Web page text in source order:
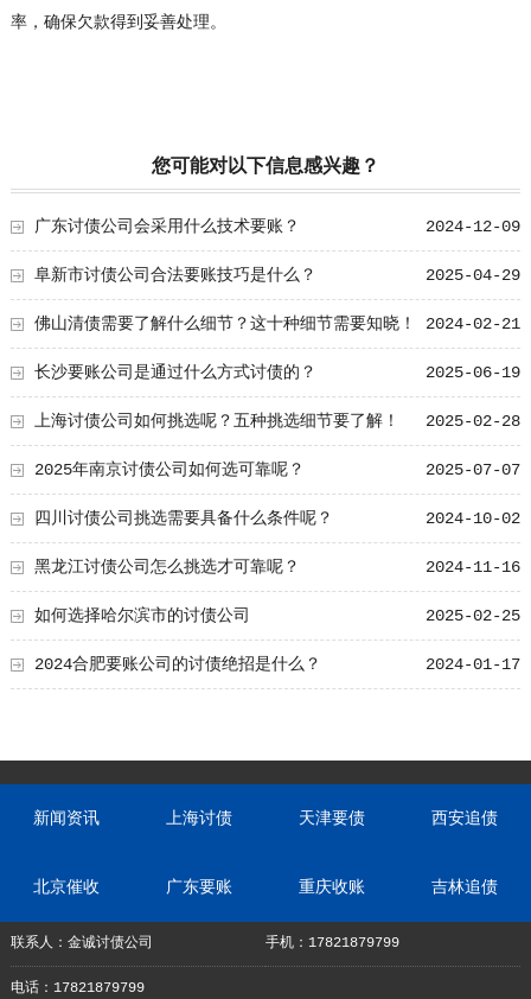
率，确保欠款得到妥善处理。
您可能对以下信息感兴趣？
2024-12-09
广东讨债公司会采用什么技术要账？
2025-04-29
阜新市讨债公司合法要账技巧是什么？
2024-02-21
佛山清债需要了解什么细节？这十种细节需要知晓！
2025-06-19
长沙要账公司是通过什么方式讨债的？
2025-02-28
上海讨债公司如何挑选呢？五种挑选细节要了解！
2025-07-07
2025年南京讨债公司如何选可靠呢？
2024-10-02
四川讨债公司挑选需要具备什么条件呢？
2024-11-16
黑龙江讨债公司怎么挑选才可靠呢？
2025-02-25
如何选择哈尔滨市的讨债公司
2024-01-17
2024合肥要账公司的讨债绝招是什么？
新闻资讯 上海讨债 天津要债 西安追债
北京催收 广东要账 重庆收账 吉林追债
联系人：金诚讨债公司 手机：17821879799
电话：17821879799